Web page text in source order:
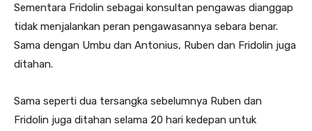
Sementara Fridolin sebagai konsultan pengawas dianggap
tidak menjalankan peran pengawasannya sebara benar.
Sama dengan Umbu dan Antonius, Ruben dan Fridolin juga
ditahan.
Sama seperti dua tersangka sebelumnya Ruben dan
Fridolin juga ditahan selama 20 hari kedepan untuk